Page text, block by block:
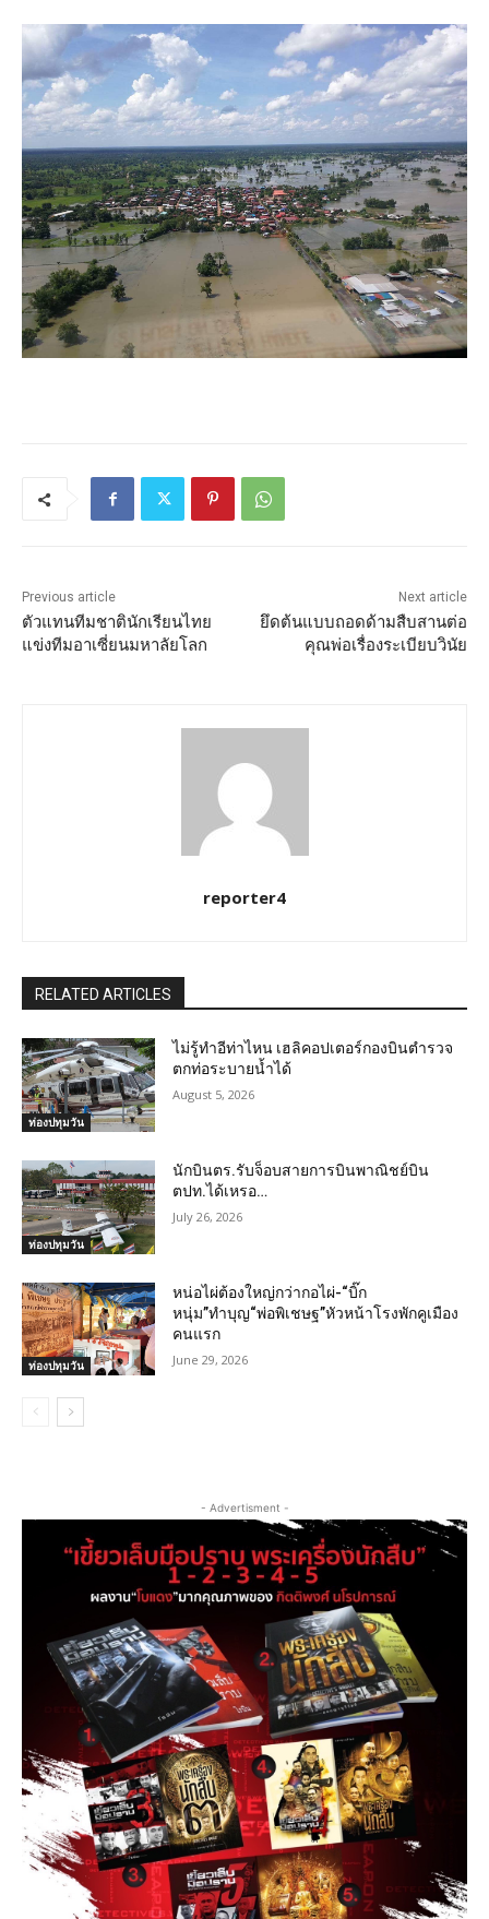
Previous article
ตัวแทนทีมชาตินักเรียนไทย
แข่งทีมอาเซี่ยนมหาลัยโลก
Next article
ยึดต้นแบบถอดด้ามสืบสานต่อ
คุณพ่อเรื่องระเบียบวินัย
reporter4
RELATED ARTICLES
ท่องปทุมวัน
ไม่รู้ทำอีท่าไหน เฮลิคอปเตอร์กองบินตำรวจ
ตกท่อระบายน้ำได้
August 5, 2026
ท่องปทุมวัน
นักบินตร.รับจ็อบสายการบินพาณิชย์บิน
ตปท.ได้เหรอ…
July 26, 2026
ท่องปทุมวัน
หน่อไผ่ต้องใหญ่กว่ากอไผ่-“บิ๊ก
หนุ่ม”ทำบุญ“พ่อพิเชษฐ”หัวหน้าโรงพักคูเมือง
คนแรก
June 29, 2026
- Advertisment -